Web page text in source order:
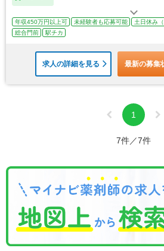
年収450万円以上可 未経験者も応募可能 土日休み
総合門前
駅チカ
求人の詳細を見る 最新の募集
1
7件／7件